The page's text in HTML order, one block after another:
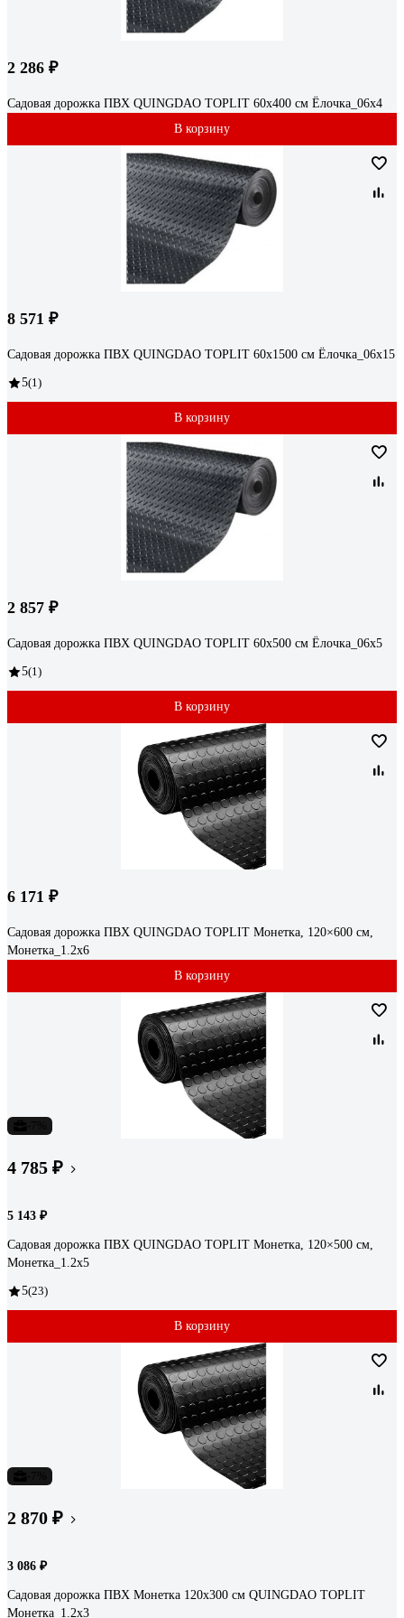
2 286 ₽
Садовая дорожка ПВХ QUINGDAO TOPLIT 60х400 см Ёлочка_06х4
В корзину
8 571 ₽
Садовая дорожка ПВХ QUINGDAO TOPLIT 60х1500 см Ёлочка_06х15
5(1)
В корзину
2 857 ₽
Садовая дорожка ПВХ QUINGDAO TOPLIT 60х500 см Ёлочка_06х5
5(1)
В корзину
6 171 ₽
Садовая дорожка ПВХ QUINGDAO TOPLIT Монетка, 120×600 см,
Монетка_1.2х6
В корзину
4 785 ₽
5 143 ₽
Садовая дорожка ПВХ QUINGDAO TOPLIT Монетка, 120×500 см,
Монетка_1.2х5
5(23)
В корзину
2 870 ₽
3 086 ₽
Садовая дорожка ПВХ Монетка 120х300 см QUINGDAO TOPLIT
Монетка_1.2х3